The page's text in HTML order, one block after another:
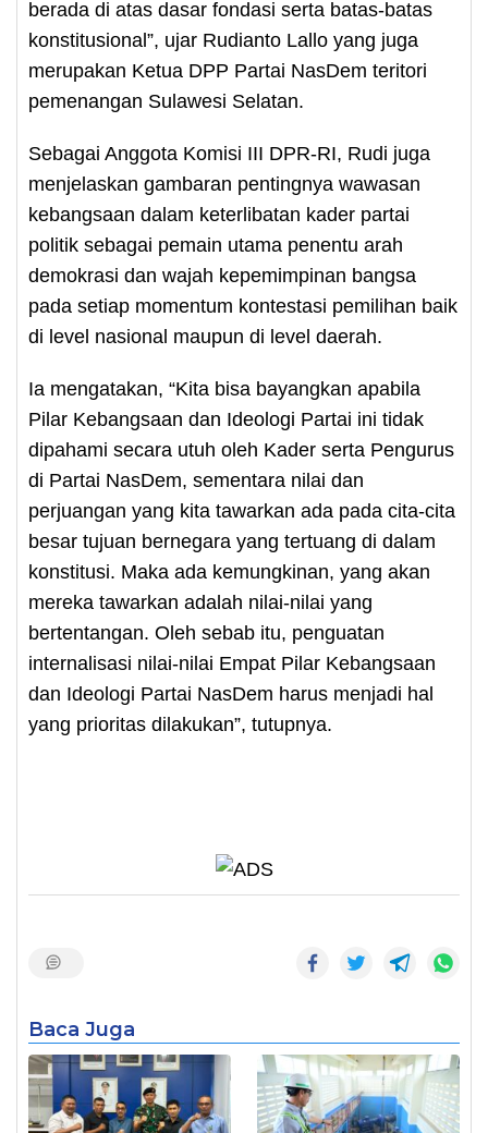
berada di atas dasar fondasi serta batas-batas
konstitusional”, ujar Rudianto Lallo yang juga
merupakan Ketua DPP Partai NasDem teritori
pemenangan Sulawesi Selatan.
Sebagai Anggota Komisi III DPR-RI, Rudi juga
menjelaskan gambaran pentingnya wawasan
kebangsaan dalam keterlibatan kader partai
politik sebagai pemain utama penentu arah
demokrasi dan wajah kepemimpinan bangsa
pada setiap momentum kontestasi pemilihan baik
di level nasional maupun di level daerah.
Ia mengatakan, “Kita bisa bayangkan apabila
Pilar Kebangsaan dan Ideologi Partai ini tidak
dipahami secara utuh oleh Kader serta Pengurus
di Partai NasDem, sementara nilai dan
perjuangan yang kita tawarkan ada pada cita-cita
besar tujuan bernegara yang tertuang di dalam
konstitusi. Maka ada kemungkinan, yang akan
mereka tawarkan adalah nilai-nilai yang
bertentangan. Oleh sebab itu, penguatan
internalisasi nilai-nilai Empat Pilar Kebangsaan
dan Ideologi Partai NasDem harus menjadi hal
yang prioritas dilakukan”, tutupnya.
Baca Juga